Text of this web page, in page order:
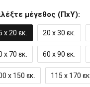
μέγεθος (ΠxΥ):
x 20 εκ. 20 x 30 εκ.
x 70 εκ. 60 x 90 εκ.
x 150 εκ. 115 x 170 εκ.